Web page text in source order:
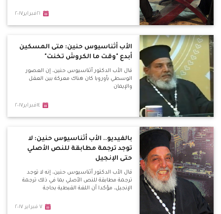
٢١فبراير٢٠١٧
الأب أثناسيوس حنين: متى المسكين
أبدع "وقت ما الكروش تخنت"
قال الأب الدكتور أثناسيوس حنين، إن العصور
الوسطي بأوروبا كان هناك معركة بين العقل
والإيمان
١٤فبراير٢٠١٧
بالفيديو.. الأب أثناسيوس حنين: لا
توجد ترجمة مطابقة للنص الأصلي
حتى الإنجيل
قال الأب الدكتور أثناسيوس حنين، إنه لا توجد
ترجمة مطابقة للنص الأصلي بما في ذلك ترجمة
الإنجيل، مؤكدا أن اللغة القبطية بحاجة
٧ فبراير ٢٠١٧